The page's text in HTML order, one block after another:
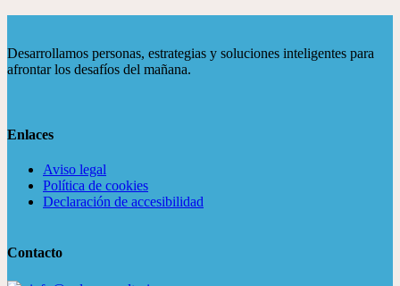
Desarrollamos personas, estrategias y soluciones inteligentes para
afrontar los desafíos del mañana.
Enlaces
Aviso legal
Política de cookies
Declaración de accesibilidad
Contacto